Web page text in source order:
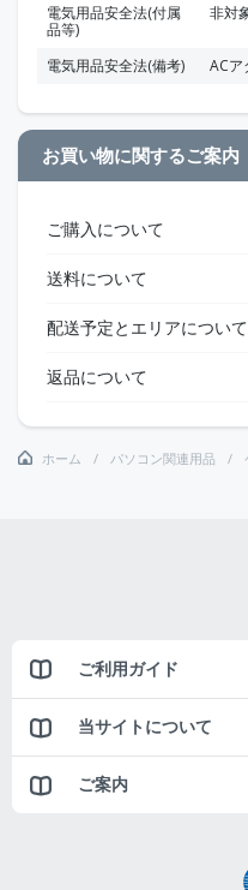
電気用品安全法(付属
品等)
非対
電気用品安全法(備考) ACア
お買い物に関するご案内
ご購入について
送料について
配送予定とエリアについて
返品について
ホーム パソコン関連用品
ご利用ガイド
当サイトについて
ご案内